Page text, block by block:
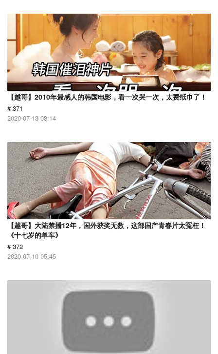
【越哥】2010年最感人的韩国电影，看一次哭一次，太费纸巾了！
# 371
2020-07-13 03:14
【越哥】大陆禁播12年，国外获奖无数，这部国产青春片太冤枉！
《十七岁的单车》
# 372
2020-07-10 05:45